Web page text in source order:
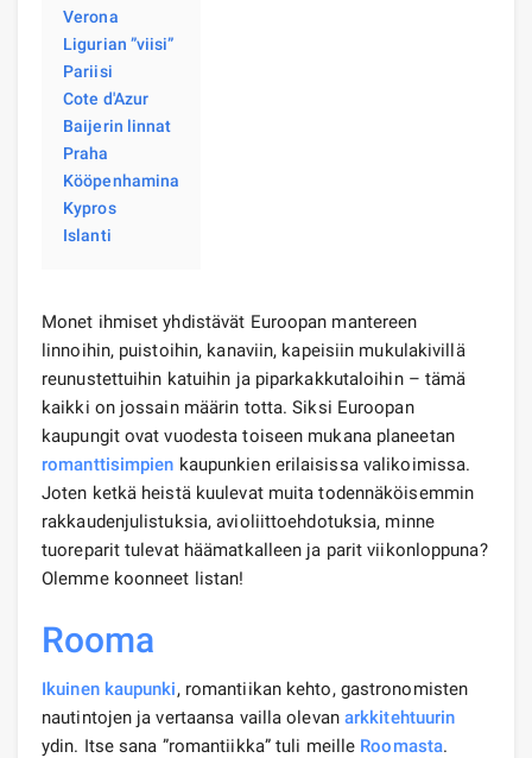
Verona
Ligurian ”viisi”
Pariisi
Cote d'Azur
Baijerin linnat
Praha
Kööpenhamina
Kypros
Islanti
Monet ihmiset yhdistävät Euroopan mantereen
linnoihin, puistoihin, kanaviin, kapeisiin mukulakivillä
reunustettuihin katuihin ja piparkakkutaloihin – tämä
kaikki on jossain määrin totta. Siksi Euroopan
kaupungit ovat vuodesta toiseen mukana planeetan
romanttisimpien kaupunkien erilaisissa valikoimissa.
Joten ketkä heistä kuulevat muita todennäköisemmin
rakkaudenjulistuksia, avioliittoehdotuksia, minne
tuoreparit tulevat häämatkalleen ja parit viikonloppuna?
Olemme koonneet listan!
Rooma
Ikuinen kaupunki, romantiikan kehto, gastronomisten
nautintojen ja vertaansa vailla olevan arkkitehtuurin
ydin. Itse sana ”romantiikka” tuli meille Roomasta.